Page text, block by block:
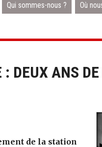
Qui sommes-nous ? Où
DEUX ANS
de la station